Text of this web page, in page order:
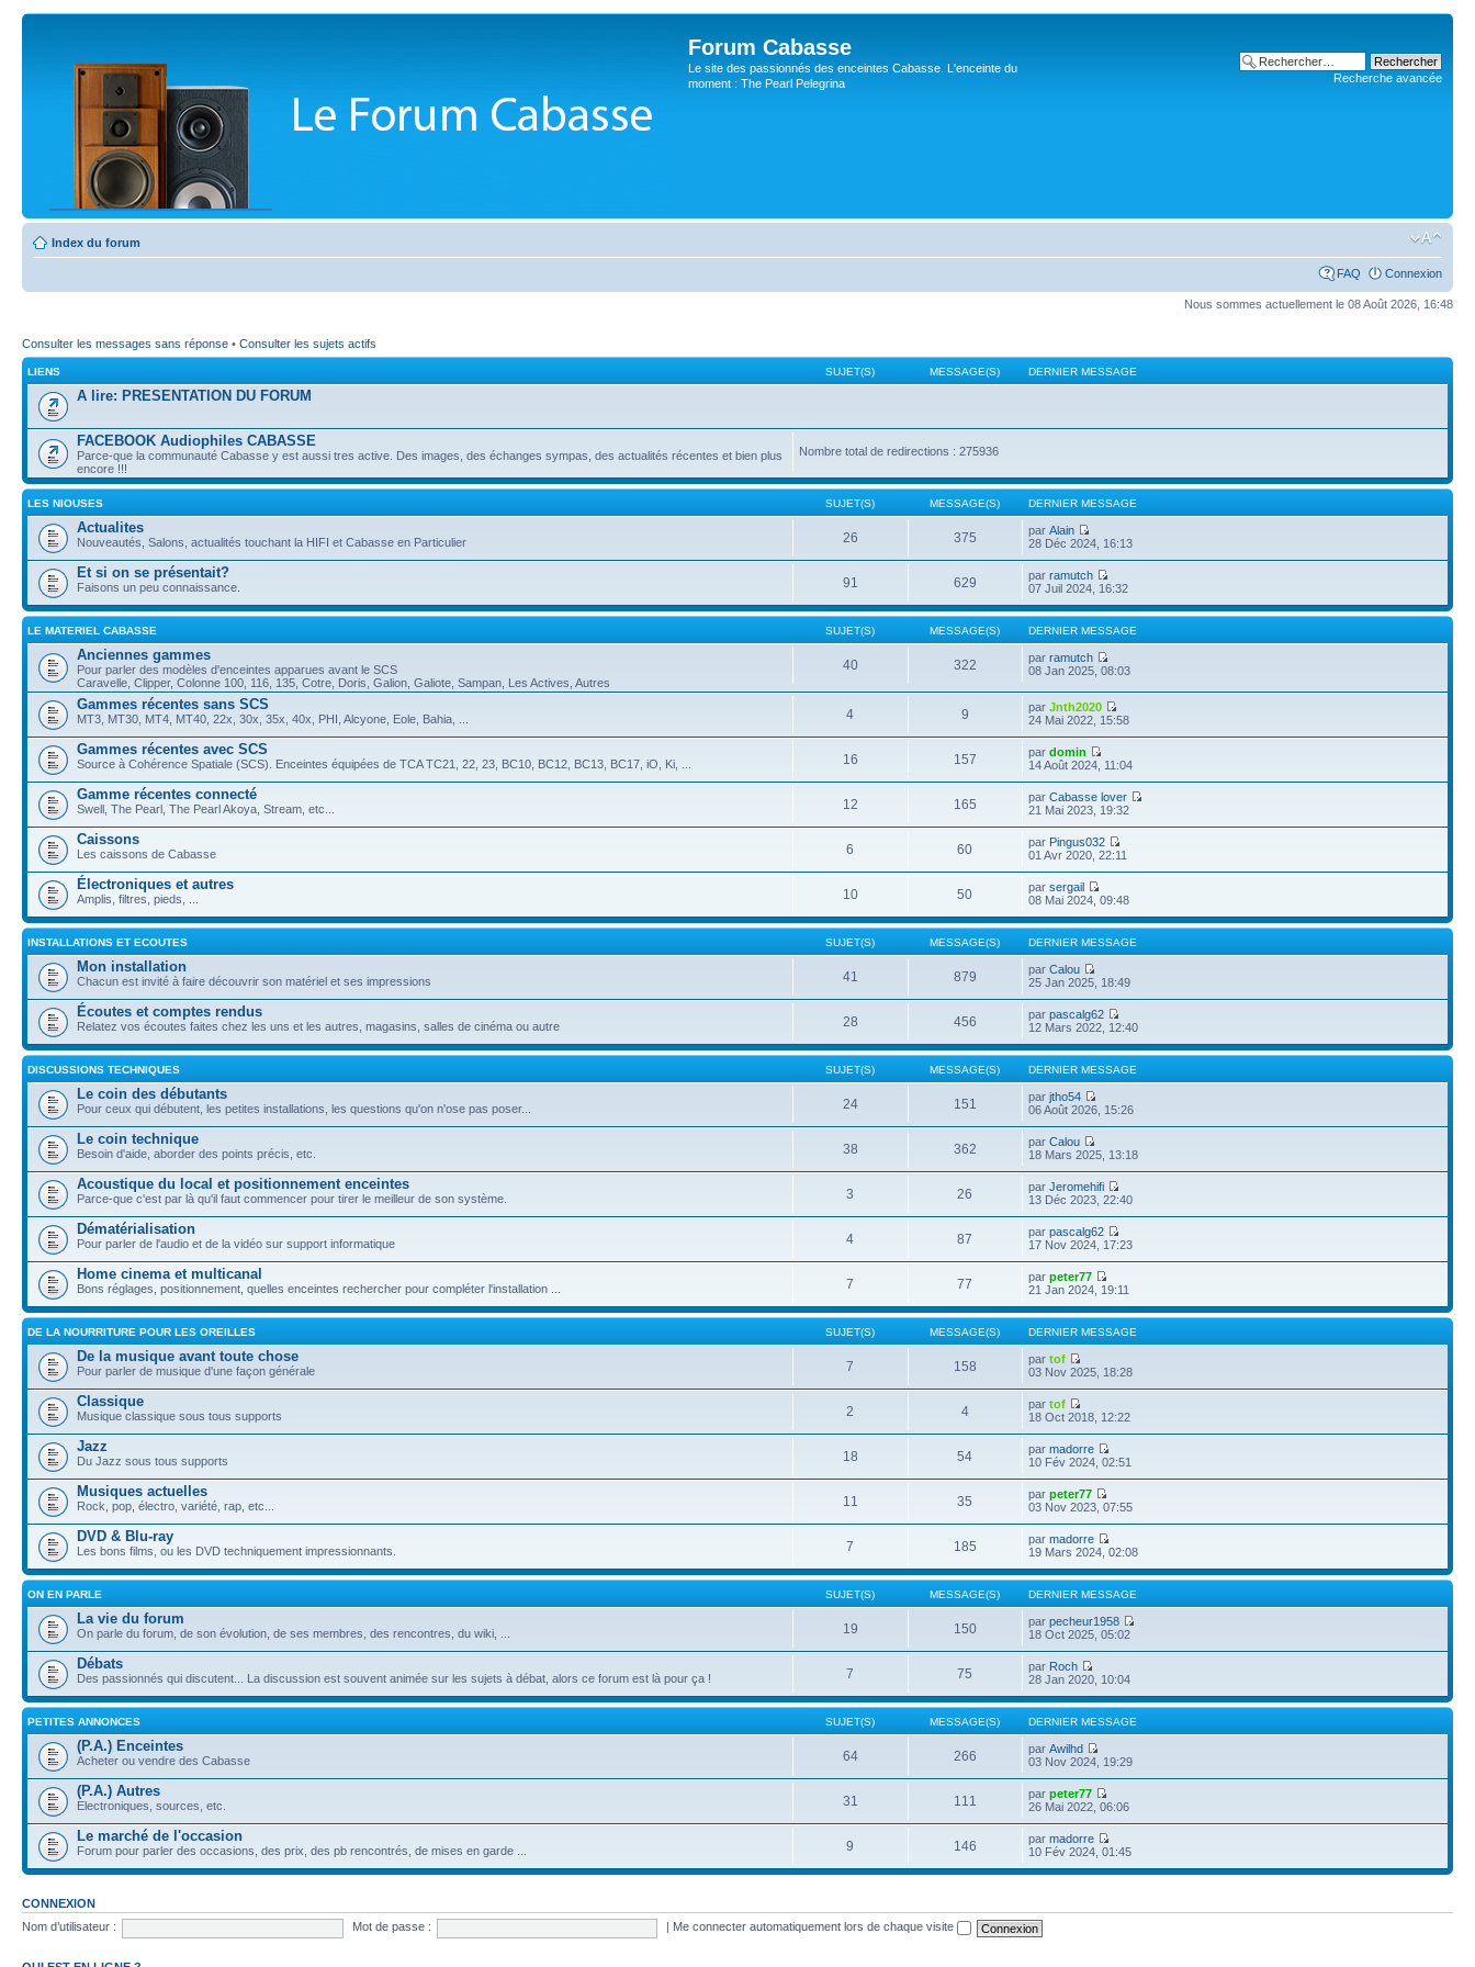
Forum Cabasse
Le site des passionnés des enceintes Cabasse. L'enceinte du
moment : The Pearl Pelegrina
Recherche avancée
Index du forum
FAQ Connexion
Nous sommes actuellement le 08 Août 2026, 16:48
Consulter les messages sans réponse • Consulter les sujets actifs
LIENS SUJET(S) MESSAGE(S) DERNIER MESSAGE
A lire: PRESENTATION DU FORUM
FACEBOOK Audiophiles CABASSE
Parce-que la communauté Cabasse y est aussi tres active. Des images, des échanges sympas, des actualités récentes et bien plus
encore !!!
Nombre total de redirections : 275936
LES NIOUSES SUJET(S) MESSAGE(S) DERNIER MESSAGE
Actualites
Nouveautés, Salons, actualités touchant la HIFI et Cabasse en Particulier 26 375 parAlain
28 Déc 2024, 16:13
Et si on se présentait?
Faisons un peu connaissance. 91 629 parramutch
07 Juil 2024, 16:32
LE MATERIEL CABASSE SUJET(S) MESSAGE(S) DERNIER MESSAGE
Anciennes gammes
Pour parler des modèles d'enceintes apparues avant le SCS
Caravelle, Clipper, Colonne 100, 116, 135, Cotre, Doris, Galion, Galiote, Sampan, Les Actives, Autres
40 322 parramutch
08 Jan 2025, 08:03
Gammes récentes sans SCS
MT3, MT30, MT4, MT40, 22x, 30x, 35x, 40x, PHI, Alcyone, Eole, Bahia, ... 4 9 parJnth2020
24 Mai 2022, 15:58
Gammes récentes avec SCS
Source à Cohérence Spatiale (SCS). Enceintes équipées de TCA TC21, 22, 23, BC10, BC12, BC13, BC17, iO, Ki, ... 16 157 pardomin
14 Août 2024, 11:04
Gamme récentes connecté
Swell, The Pearl, The Pearl Akoya, Stream, etc... 12 165 parCabasse lover
21 Mai 2023, 19:32
Caissons
Les caissons de Cabasse 6 60 par Pingus032
01 Avr 2020, 22:11
Électroniques et autres
Amplis, filtres, pieds, ... 10 50 parsergail
08 Mai 2024, 09:48
INSTALLATIONS ET ECOUTES SUJET(S) MESSAGE(S) DERNIER MESSAGE
Mon installation
Chacun est invité à faire découvrir son matériel et ses impressions 41 879 parCalou
25 Jan 2025, 18:49
Écoutes et comptes rendus
Relatez vos écoutes faites chez les uns et les autres, magasins, salles de cinéma ou autre 28 456 parpascalg62
12 Mars 2022, 12:40
DISCUSSIONS TECHNIQUES SUJET(S) MESSAGE(S) DERNIER MESSAGE
Le coin des débutants
Pour ceux qui débutent, les petites installations, les questions qu'on n'ose pas poser... 24 151 parjtho54
06 Août 2026, 15:26
Le coin technique
Besoin d'aide, aborder des points précis, etc. 38 362 parCalou
18 Mars 2025, 13:18
Acoustique du local et positionnement enceintes
Parce-que c'est par là qu'il faut commencer pour tirer le meilleur de son système. 3 26 parJeromehifi
13 Déc 2023, 22:40
Dématérialisation
Pour parler de l'audio et de la vidéo sur support informatique 4 87 parpascalg62
17 Nov 2024, 17:23
Home cinema et multicanal
Bons réglages, positionnement, quelles enceintes rechercher pour compléter l'installation ... 7 77 parpeter77
21 Jan 2024, 19:11
DE LA NOURRITURE POUR LES OREILLES SUJET(S) MESSAGE(S) DERNIER MESSAGE
De la musique avant toute chose
Pour parler de musique d'une façon générale 7 158 partof
03 Nov 2025, 18:28
Classique
Musique classique sous tous supports 2 4 partof
18 Oct 2018, 12:22
Jazz
Du Jazz sous tous supports 18 54 parmadorre
10 Fév 2024, 02:51
Musiques actuelles
Rock, pop, électro, variété, rap, etc... 11 35 parpeter77
03 Nov 2023, 07:55
DVD & Blu-ray
Les bons films, ou les DVD techniquement impressionnants. 7 185 parmadorre
19 Mars 2024, 02:08
ON EN PARLE SUJET(S) MESSAGE(S) DERNIER MESSAGE
La vie du forum
On parle du forum, de son évolution, de ses membres, des rencontres, du wiki, ... 19 150 parpecheur1958
18 Oct 2025, 05:02
Débats
Des passionnés qui discutent... La discussion est souvent animée sur les sujets à débat, alors ce forum est là pour ça ! 7 75 par Roch
28 Jan 2020, 10:04
PETITES ANNONCES SUJET(S) MESSAGE(S) DERNIER MESSAGE
(P.A.) Enceintes
Acheter ou vendre des Cabasse 64 266 parAwilhd
03 Nov 2024, 19:29
(P.A.) Autres
Electroniques, sources, etc. 31 111 parpeter77
26 Mai 2022, 06:06
Le marché de l'occasion
Forum pour parler des occasions, des prix, des pb rencontrés, de mises en garde ... 9 146 parmadorre
10 Fév 2024, 01:45
CONNEXION
Nom d’utilisateur :
Mot de passe : Me connecter automatiquement lors de chaque visite